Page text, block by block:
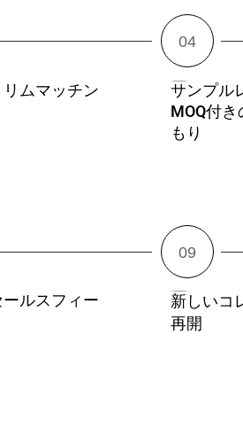
ムマッチン
サンプル
MOQ付
もり
ルスフィー
新しいコ
再開